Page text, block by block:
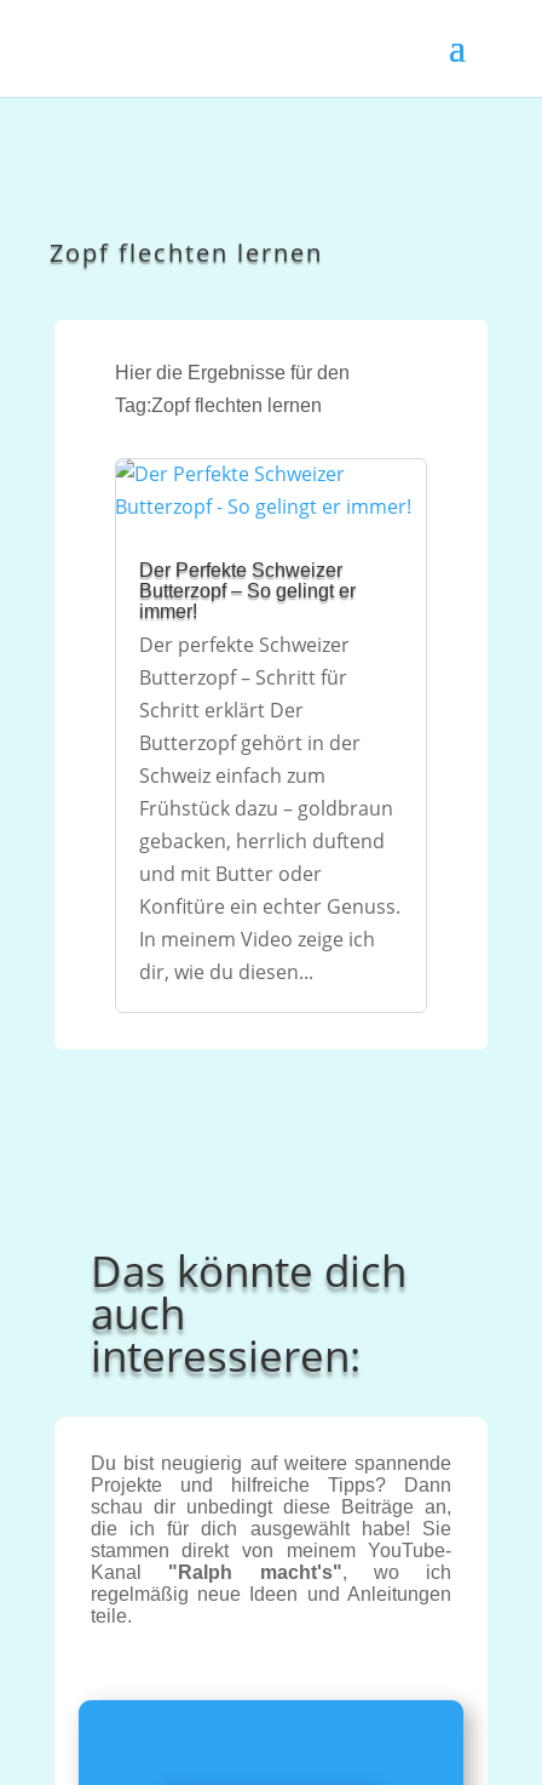
Zopf flechten lernen
Hier die Ergebnisse für den
Tag:Zopf flechten lernen
Der Perfekte Schweizer
Butterzopf – So gelingt er
immer!
Der perfekte Schweizer
Butterzopf – Schritt für
Schritt erklärt Der
Butterzopf gehört in der
Schweiz einfach zum
Frühstück dazu – goldbraun
gebacken, herrlich duftend
und mit Butter oder
Konfitüre ein echter Genuss.
In meinem Video zeige ich
dir, wie du diesen...
Das könnte dich
auch
interessieren:
Du bist neugierig auf weitere spannende
Projekte und hilfreiche Tipps? Dann
schau dir unbedingt diese Beiträge an,
die ich für dich ausgewählt habe! Sie
stammen direkt von meinem YouTube-
Kanal "Ralph macht's", wo ich
regelmäßig neue Ideen und Anleitungen
teile.